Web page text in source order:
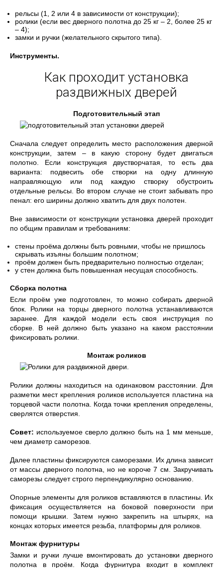
рельсы (1, 2 или 4 в зависимости от конструкции);
ролики (если вес дверного полотна до 25 кг – 2, более 25 кг
– 4);
замки и ручки (желательного скрытого типа).
Инструменты.
Как проходит установка
раздвижных дверей
Подготовительный этап
Сначала следует определить место расположения дверной
конструкции, затем – в какую сторону будет двигаться
полотно. Если конструкция двустворчатая, то есть два
варианта: подвесить обе створки на одну длинную
направляющую или под каждую створку обустроить
отдельные рельсы. Во втором случае не стоит забывать про
пенал: его ширины должно хватить для двух полотен.
Вне зависимости от конструкции установка дверей проходит
по общим правилам и требованиям:
стены проёма должны быть ровными, чтобы не пришлось
скрывать изъяны большим полотном;
проём должен быть предварительно полностью отделан;
у стен должна быть повышенная несущая способность.
Сборка полотна
Если проём уже подготовлен, то можно собирать дверной
блок. Ролики на торцы дверного полотна устанавливаются
заранее. Для каждой модели есть своя инструкция по
сборке. В ней должно быть указано на каком расстоянии
фиксировать ролики.
Монтаж роликов
Ролики должны находиться на одинаковом расстоянии. Для
разметки мест крепления роликов используется пластина на
торцевой части полотна. Когда точки крепления определены,
сверлятся отверстия.
Совет: используемое сверло должно быть на 1 мм меньше,
чем диаметр саморезов.
Далее пластины фиксируются саморезами. Их длина зависит
от массы дверного полотна, но не короче 7 см. Закручивать
саморезы следует строго перпендикулярно основанию.
Опорные элементы для роликов вставляются в пластины. Их
фиксация осуществляется на боковой поверхности при
помощи крышки. Затем нужно закрепить на штырях, на
концах которых имеется резьба, платформы для роликов.
Монтаж фурнитуры
Замки и ручки лучше вмонтировать до установки дверного
полотна в проём. Когда фурнитура входит в комплект